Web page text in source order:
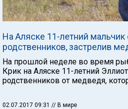
На Аляске 11-летний мальчик
родственников, застрелив
На прошлой неделе во время
Крик на Аляске 11-летний
родственников от медведя,
02.07.2017 09:31 // В мире